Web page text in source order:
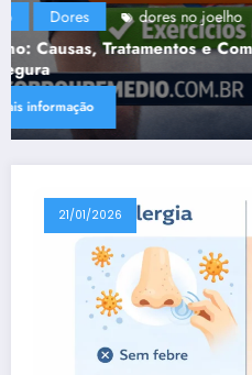
Antialérgico Dores
Como Combater as Dores
Guia Completo para Alívio
Consulte mais informação
21/01/2026